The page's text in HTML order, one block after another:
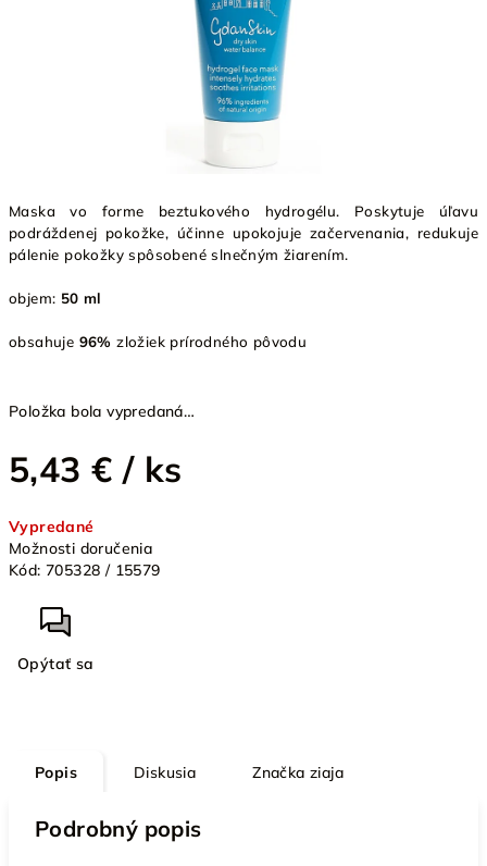
Maska vo forme beztukového hydrogélu. Poskytuje úľavu
podráždenej pokožke, účinne upokojuje začervenania, redukuje
pálenie pokožky spôsobené slnečným žiarením.
objem: 50 ml
obsahuje 96% zložiek prírodného pôvodu
Položka bola vypredaná…
5,43 € / ks
cena:
Vypredané
Možnosti doručenia
Kód: 705328 / 15579
Opýtať sa
Popis Diskusia Značka ziaja
Podrobný popis